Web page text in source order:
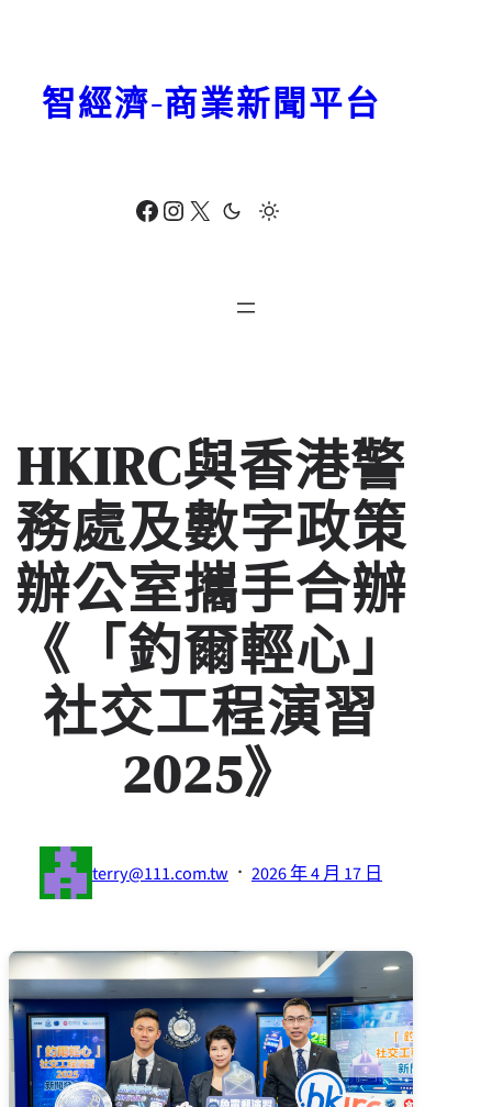
Facebook Instagram X
智經濟-商業新聞平台
HKIRC與香港警
務處及數字政策
辦公室攜手合辦
《「釣爾輕心」
社交工程演習
2025》
terry@111.com.tw · 2026 年 4 月 17 日